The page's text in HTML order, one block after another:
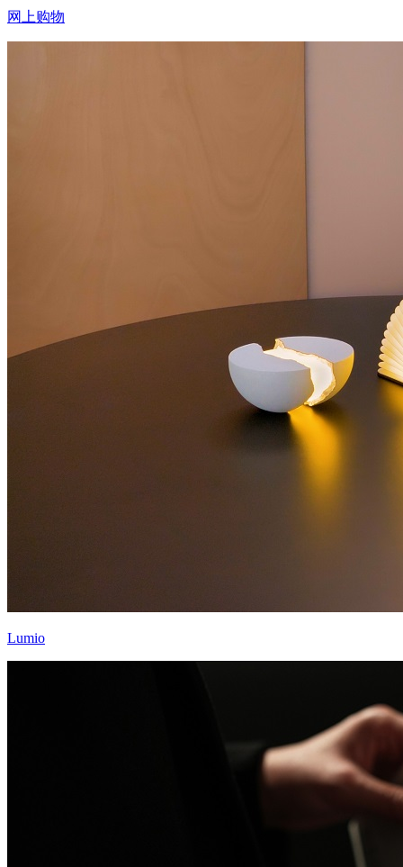
网上购物
Lumio